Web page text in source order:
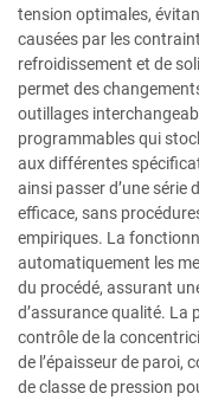
tension optimales,
causées par les
refroidissement et de
permet des
outillages
programmables qui
aux différentes
ainsi passer d’une série
efficace, sans
empiriques. La
automatiquement les
du procédé, assurant
d’assurance qualité. La
contrôle de la
de l’épaisseur de paroi,
de classe de pression